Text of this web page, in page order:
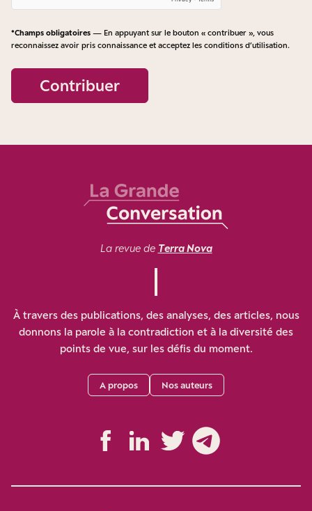
*Champs obligatoires — En appuyant sur le bouton « contribuer », vous
reconnaissez avoir pris connaissance et acceptez les conditions d’utilisation.
Contribuer
La revue de Terra Nova
À travers des publications, des analyses, des articles, nous
donnons la parole à la contradiction et à la diversité des
points de vue, sur les défis du moment.
A propos Nos auteurs